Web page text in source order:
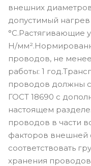
внешних
допустимый
°С.Растягивающие
Н/
проводов, не
работы: 1
проводов должны
ГОСТ 18690 с
настоящем
проводов в части
факторов
соответствовать
хранения